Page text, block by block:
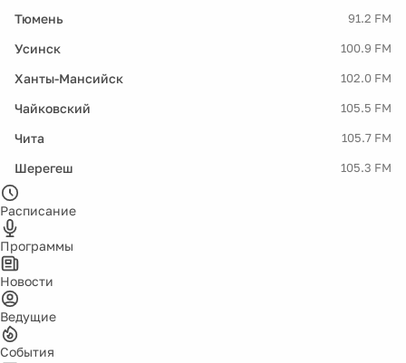
Тюмень 91.2 FM
Усинск 100.9 FM
Ханты-Мансийск 102.0 FM
Чайковский 105.5 FM
Чита 105.7 FM
Шерегеш 105.3 FM
Расписание
Программы
Новости
Ведущие
События